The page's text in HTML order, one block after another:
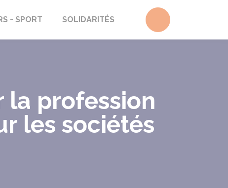
- SPORT SOLIDARITÉS Accéder au
la profession
les sociétés